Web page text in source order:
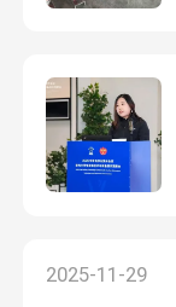
2025-11-29